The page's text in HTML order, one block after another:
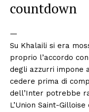
countdown
—
Su Khalaili si era
proprio l’accordo
degli azzurri impone
cedere prima di
dell’Inter potrebbe
L’Union Saint-